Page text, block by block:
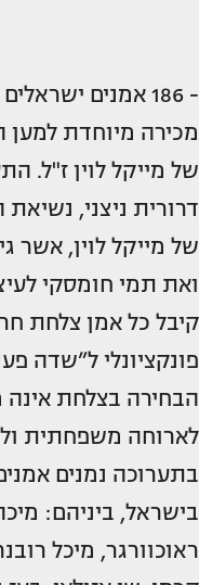
- 186 אמנים
מכירה מיוחדת למען
של מייקל לוין ז"ל.
דרורית ניצני, נשיאת
של מייקל לוין, אשר
ואת תמי חומסקי
קיבל כל אמן צלחת
פונקציונלי ל”שדה
הבחירה בצלחת
לארוחה משפחתית
בתערוכה נמנים
בישראל, ביניהם:
ראוכוורגר, מיכל